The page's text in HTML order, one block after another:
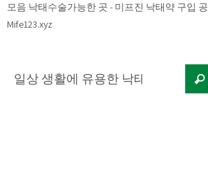
모음 낙태수술가능한 곳 - 미프진 낙태약 구입
Mife123.xyz